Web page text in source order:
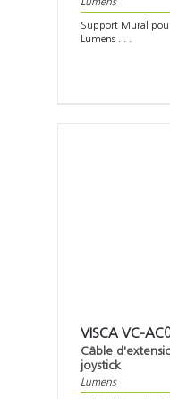
Lumens
Support Mural pour
Lumens . . .
VISCA VC-
Câble
joystick
Lumens